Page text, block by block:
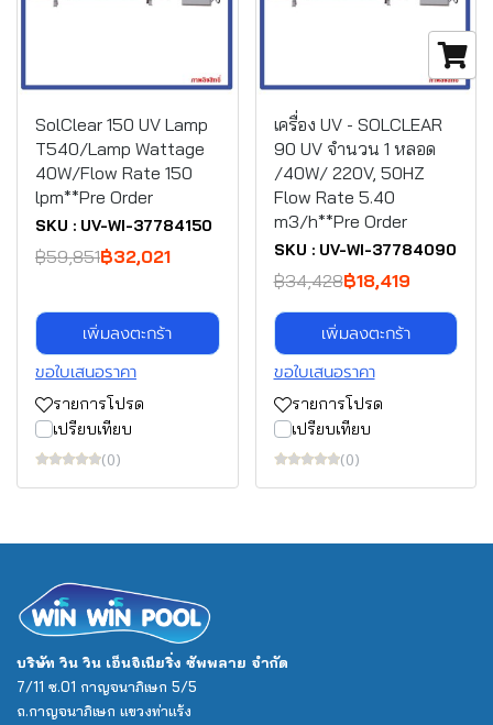
SolClear 150 UV Lamp
T540/Lamp Wattage
40W/Flow Rate 150
lpm**Pre Order
SKU : UV-WI-37784150
฿59,851฿32,021
เพิ่มลงตะกร้า
ขอใบเสนอราคา
รายการโปรด
เปรียบเทียบ
(0)
เครื่อง UV - SOLCLEAR
90 UV จำนวน 1 หลอด
/40W/ 220V, 50HZ
Flow Rate 5.40
m3/h**Pre Order
SKU : UV-WI-37784090
฿34,428฿18,419
เพิ่มลงตะกร้า
ขอใบเสนอราคา
รายการโปรด
เปรียบเทียบ
(0)
บริษัท วิน วิน เอ็นจิเนียริ่ง ซัพพลาย จำกัด
7/11 ซ.01 กาญจนาภิเษก 5/5
ถ.กาญจนาภิเษก แขวงท่าแร้ง